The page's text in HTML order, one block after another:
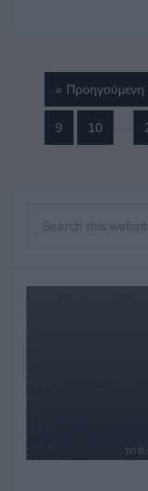
« Προηγούμενη
9 10